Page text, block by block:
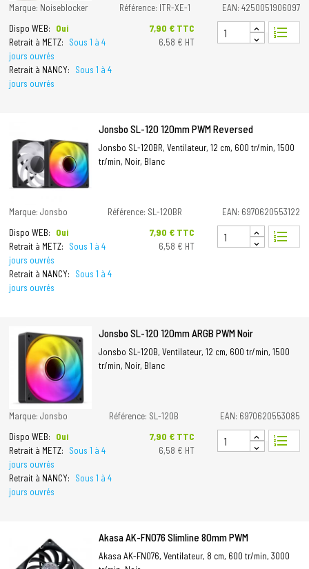
Marque: Noiseblocker Référence: ITR-XE-1
EAN: 4250051906097
Dispo WEB:
Oui
Retrait à METZ:
Sous 1 à 4
jours ouvrés
Retrait à NANCY:
Sous 1 à 4
jours ouvrés
Prix
7,90 € TTC
6,58 € HT
format_list_numbered
Jonsbo SL-120 120mm PWM Reversed
Jonsbo SL-120BR, Ventilateur, 12 cm, 600 tr/min, 1500
tr/min, Noir, Blanc
Marque: Jonsbo Référence: SL-120BR
EAN: 6970620553122
Dispo WEB:
Oui
Retrait à METZ:
Sous 1 à 4
jours ouvrés
Retrait à NANCY:
Sous 1 à 4
jours ouvrés
Prix
7,90 € TTC
6,58 € HT
format_list_numbered
Jonsbo SL-120 120mm ARGB PWM Noir
Jonsbo SL-120B, Ventilateur, 12 cm, 600 tr/min, 1500
tr/min, Noir, Blanc
Marque: Jonsbo Référence: SL-120B
EAN: 6970620553085
Dispo WEB:
Oui
Retrait à METZ:
Sous 1 à 4
jours ouvrés
Retrait à NANCY:
Sous 1 à 4
jours ouvrés
Prix
7,90 € TTC
6,58 € HT
format_list_numbered
Akasa AK-FN076 Slimline 80mm PWM
Akasa AK-FN076, Ventilateur, 8 cm, 600 tr/min, 3000